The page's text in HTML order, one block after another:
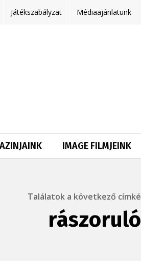
Játékszabályzat Médiaajánlatunk
IMAGE FILMJEINK
Találatok a következő
rászoruló